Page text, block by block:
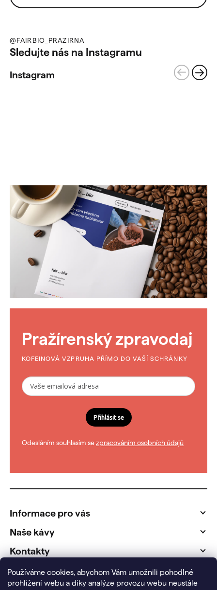
Používáme cookies, abychom Vám umožnili pohodlné
prohlížení webu a díky analýze provozu webu neustále
@FAIRBIO_PRAZIRNA
Sledujte nás na Instagramu
Instagram
Pražírenský zpravodaj
KOFEINOVÁ VZPRUHA PŘÍMO DO VAŠÍ SCHRÁNKY
Přihlásit se
Odesláním souhlasím sezpracováním osobních údajů
Informace pro vás
Naše kávy
Kontakty
Fakturační údaje